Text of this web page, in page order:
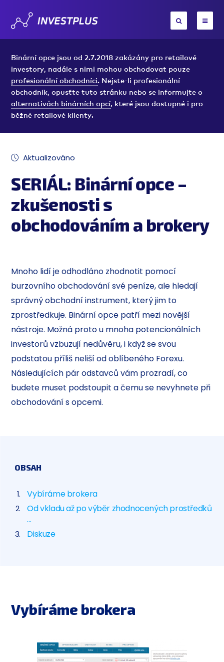
Binární opce jsou od 2.7.2018 zakázány pro retailové
investory, nadále s nimi mohou obchodovat pouze
profesionální obchodníci. Nejste-li profesionální
obchodník, opusťte tuto stránku nebo se informujte o
alternativách binárních opcí, které jsou dostupné i pro
běžné retailové klienty.
Aktualizováno
SERIÁL: Binární opce –
zkušenosti s
obchodováním a brokery
Mnoho lidí je odhodláno zhodnotit pomocí
burzovního obchodování své peníze, ale hledají
správný obchodní instrument, který jim to
zprostředkuje. Binární opce patří mezi novější
nástroje. Možná proto u mnoha potencionálních
investorů vzbuzují nedůvěru, i když se svou
podstatou příliš neliší od oblíbeného Forexu.
Následujících pár odstavců vám prozradí, co
budete muset podstoupit a čemu se nevyhnete při
obchodování s opcemi.
OBSAH
Vybíráme brokera
Od vkladu až po výběr zhodnocených prostředků
…
Diskuze
Vybíráme brokera